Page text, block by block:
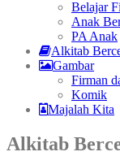
Belajar
Anak
PA Anak
Alkitab
Gambar
Firman
Komik
Majalah Kita
Alkitab